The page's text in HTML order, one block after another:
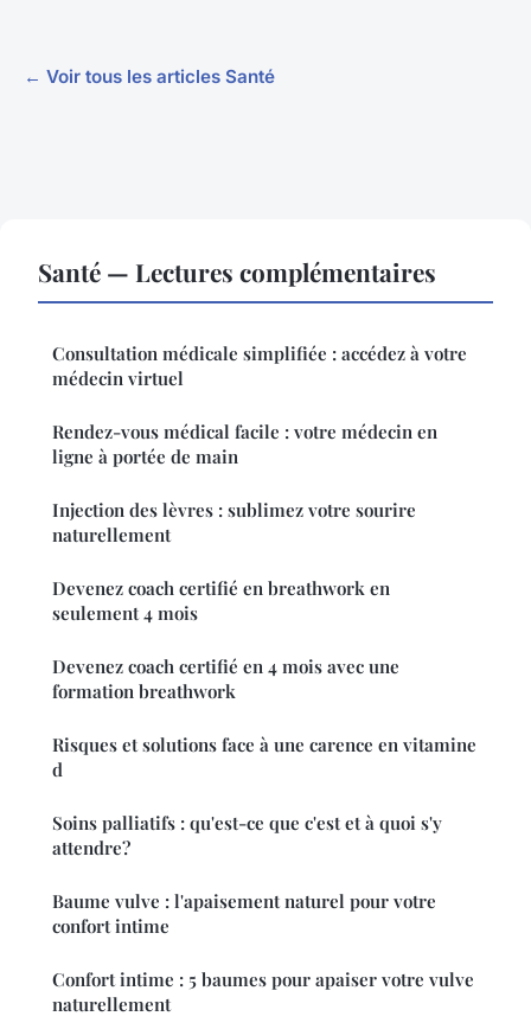
← Voir tous les articles Santé
Santé — Lectures complémentaires
Consultation médicale simplifiée : accédez à votre
médecin virtuel
Rendez-vous médical facile : votre médecin en
ligne à portée de main
Injection des lèvres : sublimez votre sourire
naturellement
Devenez coach certifié en breathwork en
seulement 4 mois
Devenez coach certifié en 4 mois avec une
formation breathwork
Risques et solutions face à une carence en vitamine
d
Soins palliatifs : qu'est-ce que c'est et à quoi s'y
attendre?
Baume vulve : l'apaisement naturel pour votre
confort intime
Confort intime : 5 baumes pour apaiser votre vulve
naturellement